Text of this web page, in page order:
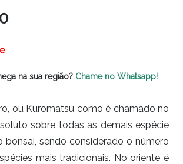
na sua região? Chame no Whatsapp!
ou Kuromatsu como é chamado no
sobre todas as demais espécie
bonsai, sendo considerado o número
mais tradicionais. No oriente é